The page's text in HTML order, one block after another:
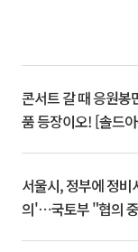
콘서트 갈 때 응원
품 등장이오! [솔드
서울시, 정부에 정비
의'⋯국토부 "협의